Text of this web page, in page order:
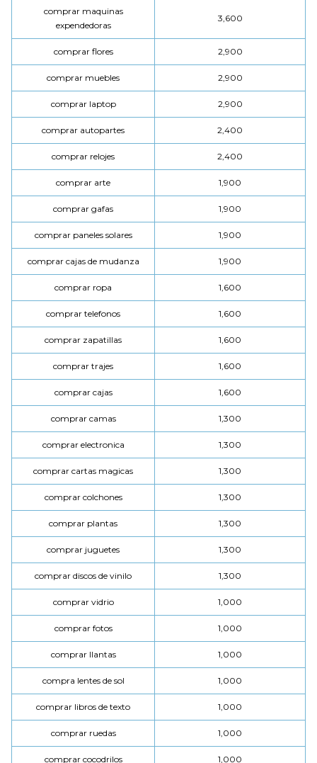
comprar maquinas
expendedoras
3,600
comprar flores 2,900
comprar muebles 2,900
comprar laptop 2,900
comprar autopartes 2,400
comprar relojes 2,400
comprar arte 1,900
comprar gafas 1,900
comprar paneles solares 1,900
comprar cajas de mudanza 1,900
comprar ropa 1,600
comprar telefonos 1,600
comprar zapatillas 1,600
comprar trajes 1,600
comprar cajas 1,600
comprar camas 1,300
comprar electronica 1,300
comprar cartas magicas 1,300
comprar colchones 1,300
comprar plantas 1,300
comprar juguetes 1,300
comprar discos de vinilo 1,300
comprar vidrio 1,000
comprar fotos 1,000
comprar llantas 1,000
compra lentes de sol 1,000
comprar libros de texto 1,000
comprar ruedas 1,000
comprar cocodrilos 1,000